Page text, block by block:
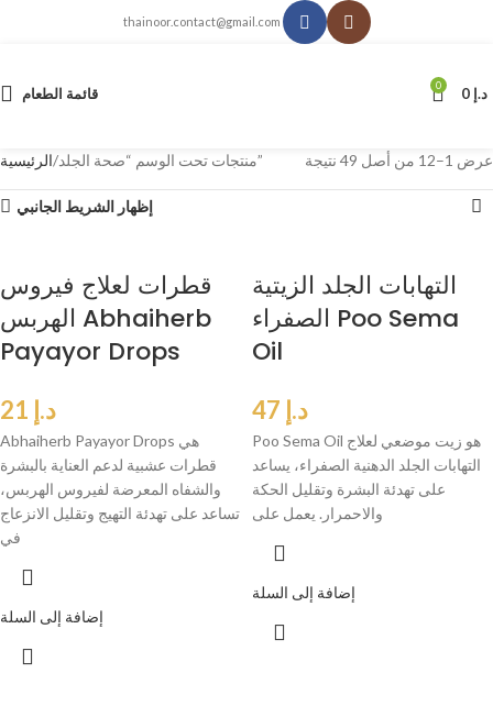
thainoor.contact@gmail.com
قائمة الطعام 0 د.إ
الرئيسية منتجات تحت الوسم “صحة الجلد” عرض 1–12 من أصل 49 نتيجة
إظهار الشريط الجانبي
قطرات لعلاج فيروس
الهربس Abhaiherb
Payayor Drops
د.إ
Abhaiherb Payayor Drops هي
قطرات عشبية لدعم العناية بالبشرة
والشفاه المعرضة لفيروس الهربس،
تساعد على تهدئة التهيج وتقليل الانزعاج
في
إضافة إلى السلة
التهابات الجلد الزيتية
الصفراء Poo Sema
Oil
د.إ
Poo Sema Oil هو زيت موضعي لعلاج
التهابات الجلد الدهنية الصفراء، يساعد
على تهدئة البشرة وتقليل الحكة
والاحمرار. يعمل على
إضافة إلى السلة